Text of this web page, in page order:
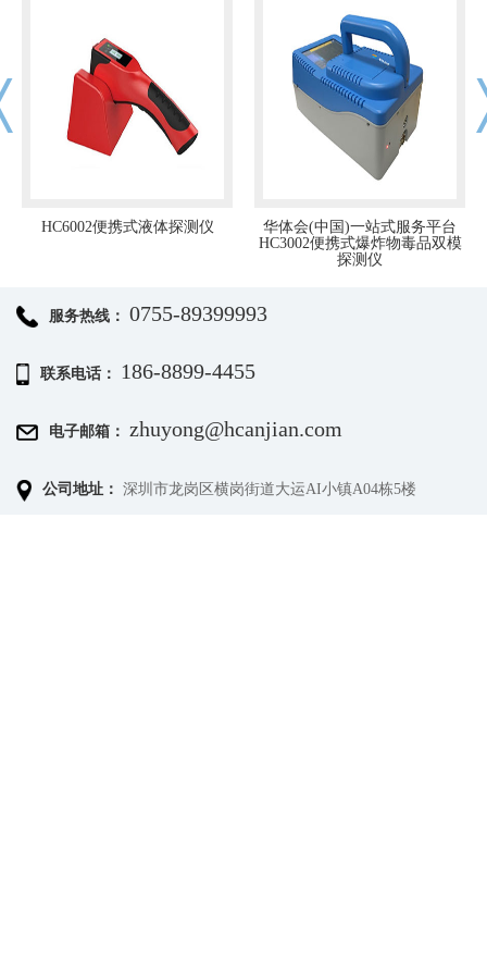
华体会(中国)一站式服务平台
华体会(中国)一站式服务平台
HC11系列手机探测门
服务热线： 0755-89399993
联系电话： 186-8899-4455
电子邮箱： zhuyong@hcanjian.com
公司地址： 深圳市龙岗区横岗街道大运AI小镇A04栋5楼